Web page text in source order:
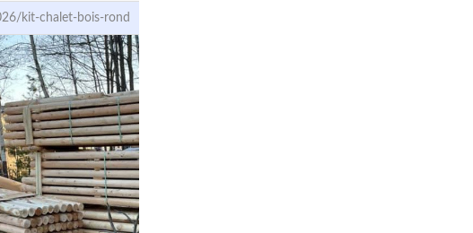
kit-chalet-bois-rond